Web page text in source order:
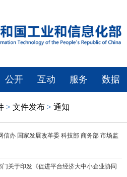
公开 互动 服务 数据
> 文件发布 > 通知
信办 国家发展改革委 科技部 商务部 市场监
关于印发《促进平台经济大中小企业协同